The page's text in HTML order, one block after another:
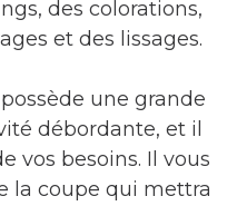
des colorations,
et des lissages.
une grande
débordante, et il
vos besoins. Il vous
la coupe qui mettra